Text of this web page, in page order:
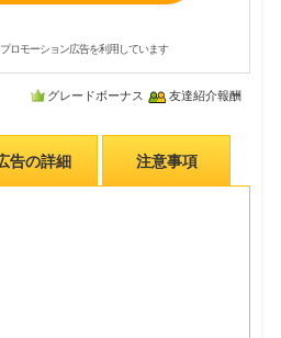
ロモーション広告を利用しています
グレードボーナス 友達紹介報酬
告の詳細 注意事項